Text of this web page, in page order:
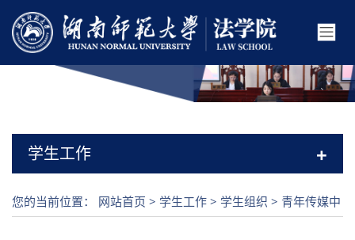
学生工作 +
您的当前位置： 网站首页 > 学生工作 > 学生组织 > 青年传媒中